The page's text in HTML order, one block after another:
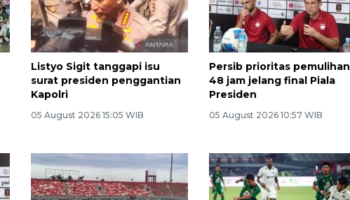
Listyo Sigit tanggapi isu
surat presiden penggantian
Kapolri
05 August 2026 15:05 WIB
Persib prioritas pemulihan
48 jam jelang final Piala
Presiden
05 August 2026 10:57 WIB